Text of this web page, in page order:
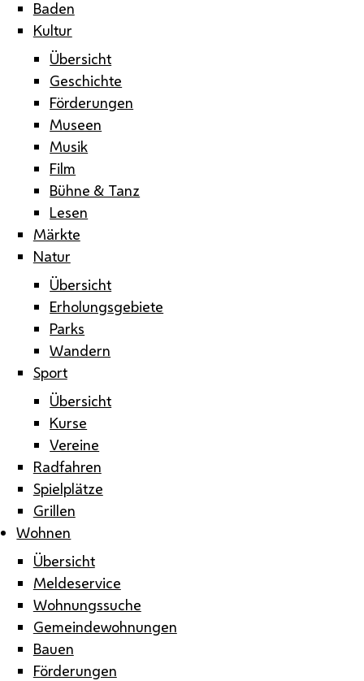
Baden
Kultur
Übersicht
Geschichte
Förderungen
Museen
Musik
Film
Bühne & Tanz
Lesen
Märkte
Natur
Übersicht
Erholungsgebiete
Parks
Wandern
Sport
Übersicht
Kurse
Vereine
Radfahren
Spielplätze
Grillen
Wohnen
Übersicht
Meldeservice
Wohnungssuche
Gemeindewohnungen
Bauen
Förderungen